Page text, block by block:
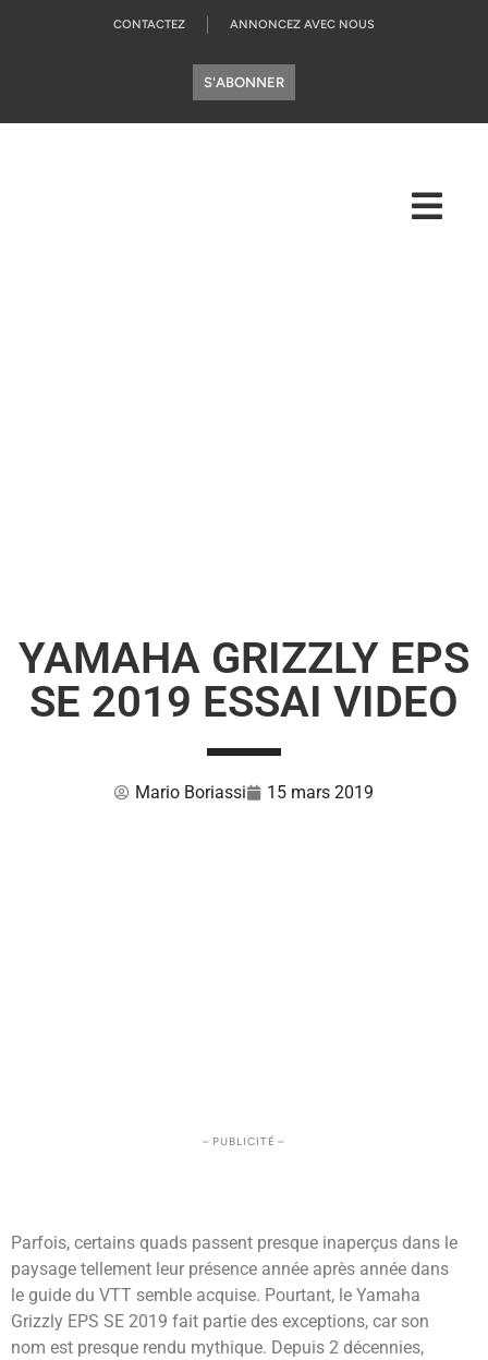
CONTACTEZ ANNONCEZ AVEC NOUS
S'ABONNER
YAMAHA GRIZZLY EPS
SE 2019 ESSAI VIDEO
Mario Boriassi 15 mars 2019
– PUBLICITÉ –
Parfois, certains quads passent presque inaperçus dans le
paysage tellement leur présence année après année dans
le guide du VTT semble acquise. Pourtant, le Yamaha
Grizzly EPS SE 2019 fait partie des exceptions, car son
nom est presque rendu mythique. Depuis 2 décennies,